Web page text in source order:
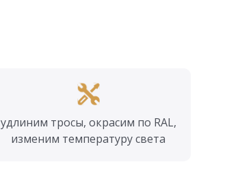
удлиним тросы, окрасим по RAL,
изменим температуру света